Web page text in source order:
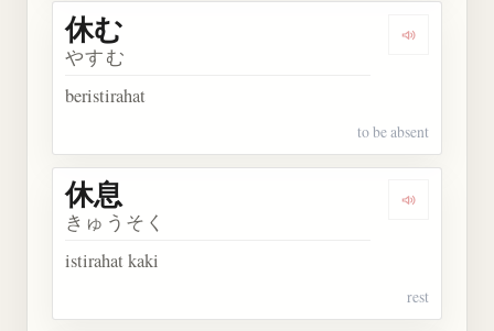
Dengarkan
休む
やすむ
beristirahat
to be absent
Dengarkan
休息
きゅうそく
istirahat kaki
rest